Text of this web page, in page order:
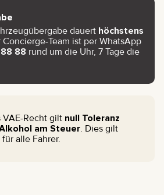
dauert höchstens
Concierge-Team ist per WhatsApp
88 rund um die Uhr, 7 Tage die
VAE-Recht gilt null Toleranz
am Steuer. Dies gilt
alle Fahrer.